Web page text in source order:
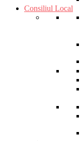
Consiliul Local